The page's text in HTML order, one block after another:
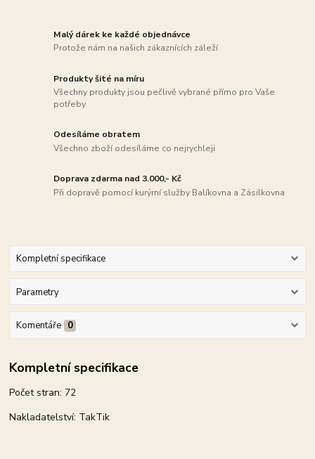
Malý dárek ke každé objednávce
Protože nám na našich zákaznících záleží
Produkty šité na míru
Všechny produkty jsou pečlivě vybrané přímo pro Vaše
potřeby
Odesíláme obratem
Všechno zboží odesíláme co nejrychleji
Doprava zdarma nad 3.000,- Kč
Při dopravě pomocí kurýrní služby Balíkovna a Zásilkovna
Kompletní specifikace
Parametry
Komentáře 0
Kompletní specifikace
Počet stran: 72
Nakladatelství: TakTik